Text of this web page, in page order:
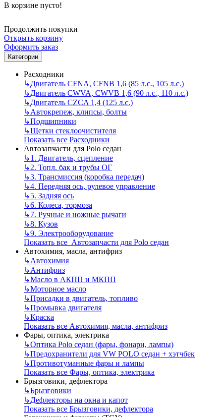
В корзине пусто!
Продолжить покупки
Открыть корзину
Оформить заказ
Категории
Расходники
↳Двигатель CFNA, CFNB 1,6 (85 л.с., 105 л.с.)
↳Двигатель CWVA, CWVB 1,6 (90 л.с., 110 л.с.)
↳Двигатель CZCA 1,4 (125 л.с.)
↳Автокрепеж, клипсы, болты
↳Подшипники
↳Щетки стеклоочистителя
Показать все Расходники
Автозапчасти для Polo седан
↳1. Двигатель, сцепление
↳2. Топл. бак и трубы ОГ
↳3. Трансмиссия (коробка передач)
↳4. Передняя ось, рулевое управление
↳5. Задняя ось
↳6. Колеса, тормоза
↳7. Ручные и ножные рычаги
↳8. Кузов
↳9. Электрооборудование
Показать все Автозапчасти для Polo седан
Автохимия, масла, антифриз
↳Автохимия
↳Антифриз
↳Масло в АКПП и МКПП
↳Моторное масло
↳Присадки в двигатель, топливо
↳Промывка двигателя
↳Краска
Показать все Автохимия, масла, антифриз
Фары, оптика, электрика
↳Оптика Polo седан (фары, фонари, лампы)
↳Предохранители для VW POLO седан + хэтчбек
↳Противотуманные фары и лампы
Показать все Фары, оптика, электрика
Брызговики, дефлектора
↳Брызговики
↳Дефлекторы на окна и капот
Показать все Брызговики, дефлектора